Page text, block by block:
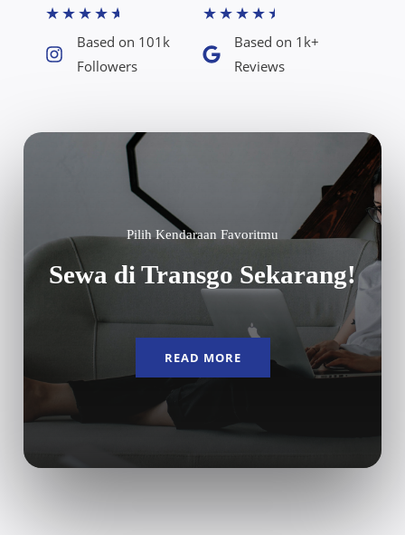
★★★★★
Based on 101k
Followers​
★★★★★
Based on 1k+
Reviews​
Pilih Kendaraan Favoritmu
Sewa di Transgo Sekarang!
READ MORE